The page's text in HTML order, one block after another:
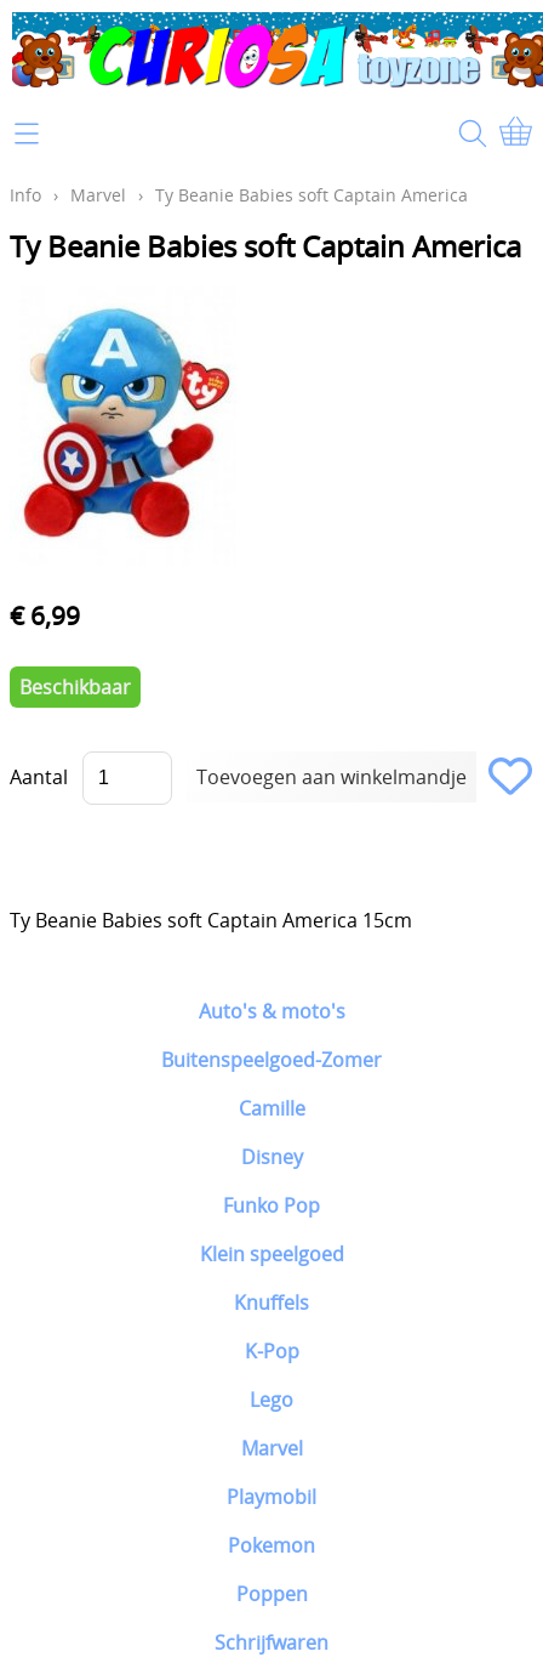
Home
Info
Mijn account
Auto's & moto's
Buitenspeelgoed-Zomer
Camille
Disney
Funko Pop
Klein speelgoed
Knuffels
K-Pop
Lego
Marvel
Playmobil
Pokemon
Poppen
Schrijfwaren
Info › Marvel › Ty Beanie Babies soft Captain America
Ty Beanie Babies soft Captain America
€ 6,99
Beschikbaar
Aantal
Ty Beanie Babies soft Captain America 15cm